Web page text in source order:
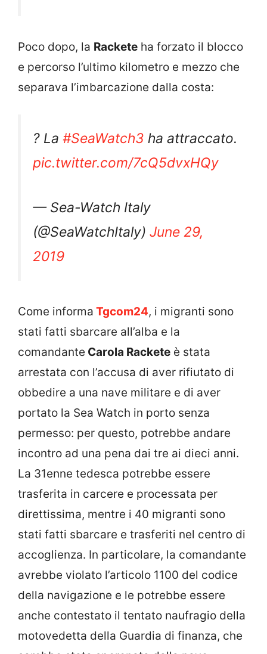
Poco dopo, la Rackete ha forzato il blocco
e percorso l’ultimo kilometro e mezzo che
separava l’imbarcazione dalla costa:
? La #SeaWatch3 ha attraccato.
pic.twitter.com/7cQ5dvxHQy
— Sea-Watch Italy
(@SeaWatchItaly) June 29,
2019
Come informa Tgcom24 , i migranti sono
stati fatti sbarcare all’alba e la
comandante
Carola Rackete
è stata
arrestata con l’accusa di aver rifiutato di
obbedire a una nave militare e di aver
portato la Sea Watch in porto senza
permesso: per questo, potrebbe andare
incontro ad una pena dai tre ai dieci anni.
La 31enne tedesca potrebbe essere
trasferita in carcere e processata per
direttissima, mentre i 40 migranti sono
stati fatti sbarcare e trasferiti nel centro di
accoglienza. In particolare, la comandante
avrebbe violato l’articolo 1100 del codice
della navigazione e le potrebbe essere
anche contestato il tentato naufragio della
motovedetta della Guardia di finanza, che
sarebbe stata speronata dalla nave